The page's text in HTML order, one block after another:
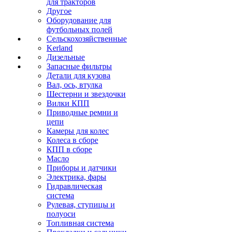
для тракторов
Другое
Оборудование для
футбольных полей
Сельскохозяйственные
Kerland
Дизельные
Запасные фильтры
Детали для кузова
Вал, ось, втулка
Шестерни и звездочки
Вилки КПП
Приводные ремни и
цепи
Камеры для колес
Колеса в сборе
КПП в сборе
Масло
Приборы и датчики
Электрика, фары
Гидравлическая
система
Рулевая, ступицы и
полуоси
Топливная система